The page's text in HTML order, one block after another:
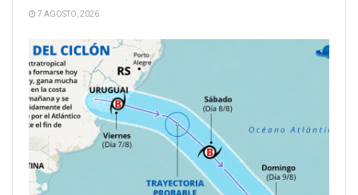
7 AGOSTO, 2026